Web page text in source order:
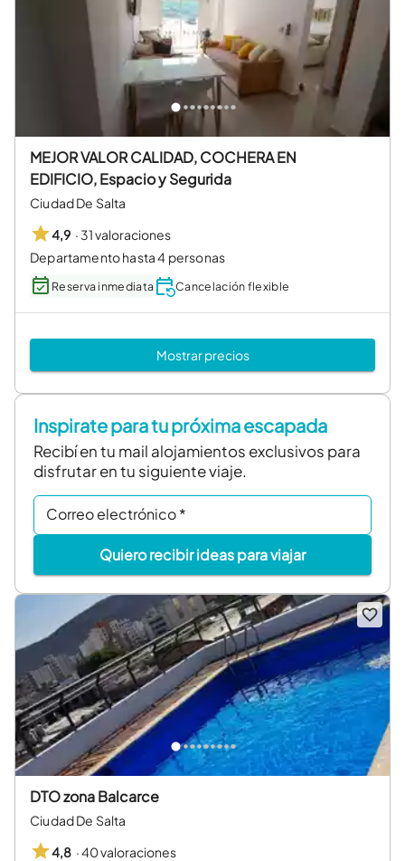
MEJOR VALOR CALIDAD, COCHERA EN
EDIFICIO, Espacio y Segurida
Ciudad De Salta
4,9 · 31 valoraciones
Departamento hasta 4 personas
Reserva inmediata Cancelación flexible
Mostrar precios
Inspirate para tu próxima escapada
Recibí en tu mail alojamientos exclusivos para
disfrutar en tu siguiente viaje.
Correo electrónico*
Quiero recibir ideas para viajar
DTO zona Balcarce
Ciudad De Salta
4,8 ·40 valoraciones